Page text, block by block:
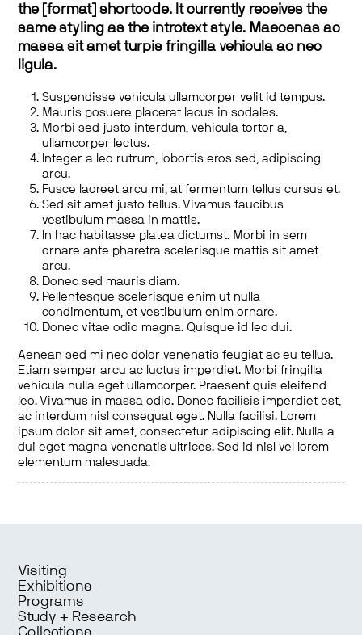
the [format] shortcode. It currently receives the
same styling as the introtext style. Maecenas ac
massa sit amet turpis fringilla vehicula ac nec
ligula.
Suspendisse vehicula ullamcorper velit id tempus.
Mauris posuere placerat lacus in sodales.
Morbi sed justo interdum, vehicula tortor a,
ullamcorper lectus.
Integer a leo rutrum, lobortis eros sed, adipiscing
arcu.
Fusce laoreet arcu mi, at fermentum tellus cursus et.
Sed sit amet justo tellus. Vivamus faucibus
vestibulum massa in mattis.
In hac habitasse platea dictumst. Morbi in sem
ornare ante pharetra scelerisque mattis sit amet
arcu.
Donec sed mauris diam.
Pellentesque scelerisque enim ut nulla
condimentum, et vestibulum enim ornare.
Donec vitae odio magna. Quisque id leo dui.
Aenean sed mi nec dolor venenatis feugiat ac eu tellus.
Etiam semper arcu ac luctus imperdiet. Morbi fringilla
vehicula nulla eget ullamcorper. Praesent quis eleifend
leo. Vivamus in massa odio. Donec facilisis imperdiet est,
ac interdum nisl consequat eget. Nulla facilisi. Lorem
ipsum dolor sit amet, consectetur adipiscing elit. Nulla a
dui eget magna venenatis ultrices. Sed id nisl vel lorem
elementum malesuada.
Visiting
Exhibitions
Programs
Study + Research